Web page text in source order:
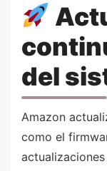
del
Amazon
como el